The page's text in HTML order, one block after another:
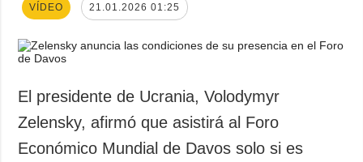
VÍDEO 21.01.2026 01:25
El presidente de Ucrania, Volodymyr
Zelensky, afirmó que asistirá al Foro
Económico Mundial de Davos solo si es